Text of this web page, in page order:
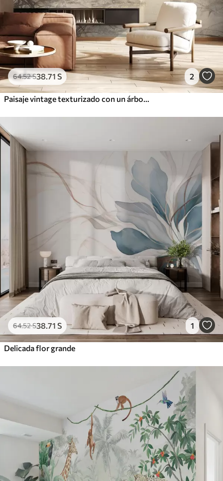
64.52S38 .71 S 2
64.52S38 .71 S 1
Delicada flor grande